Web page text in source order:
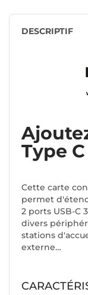
DESCRIPTIF
Type C
Cette carte
permet
2 ports USB-C
divers
stations
externe…